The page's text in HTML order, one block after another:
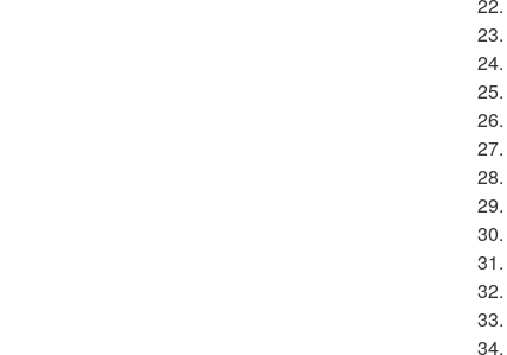
23.
24.
25.
26.
27.
28.
29.
30.
31.
32.
33.
34.